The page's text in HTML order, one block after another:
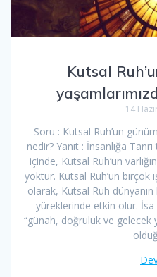
Kutsal
14
Soru : Kutsal Ruh’un
nedir? Yanıt : İnsanlığa
içinde, Kutsal Ruh’un
yoktur. Kutsal Ruh’un birçok
olarak, Kutsal Ruh
yüreklerinde etkin olur. İsa
“günah, doğruluk ve gelecek